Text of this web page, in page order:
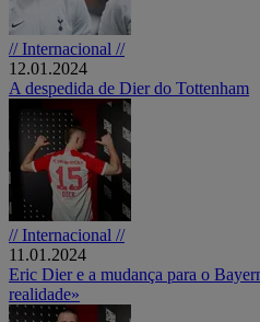
// Internacional //
12.01.2024
A despedida de Dier do Tottenham
// Internacional //
11.01.2024
Eric Dier e a mudança para o
realidade»